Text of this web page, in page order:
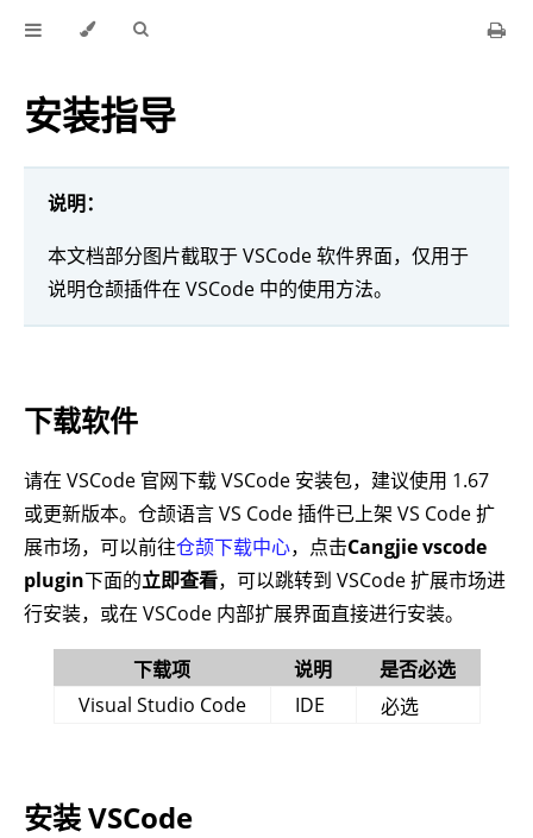
安装指导
说明：
本文档部分图片截取于 VSCode 软件界面，仅用于
说明仓颉插件在 VSCode 中的使用方法。
下载软件
请在 VSCode 官网下载 VSCode 安装包，建议使用 1.67
或更新版本。仓颉语言 VS Code 插件已上架 VS Code 扩
展市场，可以前往仓颉下载中心，点击Cangjie vscode
plugin下面的立即查看，可以跳转到 VSCode 扩展市场进
行安装，或在 VSCode 内部扩展界面直接进行安装。
下载项 说明
是否必选
Visual Studio Code
IDE 必选
安装 VSCode